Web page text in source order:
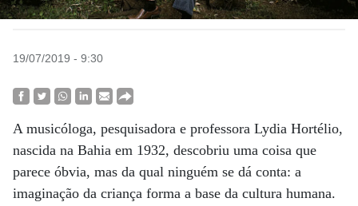
19/07/2019 - 9:30
A musicóloga, pesquisadora e professora Lydia Hortélio,
nascida na Bahia em 1932, descobriu uma coisa que
parece óbvia, mas da qual ninguém se dá conta: a
imaginação da criança forma a base da cultura humana.